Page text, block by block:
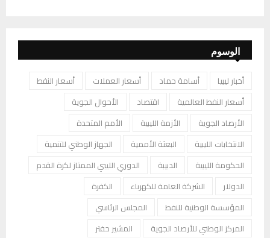
الوسوم
أخبار ليبيا أسامة حماد أسعار العملات
أسعار النفط
أسعار النفط العالمية
اقتصاد
الأحوال الجوية
الأرصاد الجوية
الأزمة الليبية
الأمم المتحدة
الانتخابات الليبية
البعثة الأممية
الجهاز الوطني للتنمية
الحكومة الليبية
الدبيبة
الدوري الليبي الممتاز لكرة القدم
الدولار
الشركة العامة للكهرباء
الكفرة
المؤسسة الوطنية للنفط
المجلس الرئاسي
المركز الوطني للأرصاد الجوية
المشير حفتر